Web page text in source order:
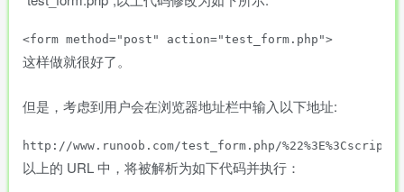
这样做就很好了。
但是，考虑到用户会在浏览器地址栏中输入以下地址:
以上的 URL 中，将被解析为如下代码并执行：